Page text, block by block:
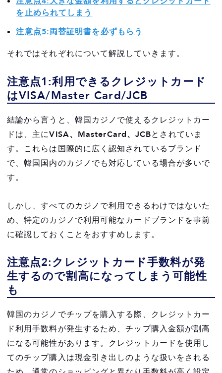
を止められてしまう
注意点5:両替証明書を必ずもらう
それではそれぞれについて解説していきます。
注意点1:利用できるクレジットカード
はVISA/Master Card/JCB
結論から言うと、韓国カジノで使えるクレジットカー
ドは、主にVISA、MasterCard、JCBとされていま
す。これらは国際的に広く認知されているブランド
で、韓国国内のカジノでも対応している場合が多いで
す。
しかし、すべてのカジノで利用できるわけではないた
め、特定のカジノで利用可能なカードブランドを事前
に確認しておくことをおすすめします。
注意点2:クレジットカード手数料が発
生するので割高になってしまう可能性
も
韓国のカジノでチップを購入する際、クレジットカー
ド利用手数料が発生するため、チップ購入金額が割高
になる可能性があります。クレジットカードを使用し
てのチップ購入は現金引き出しのような扱いをされる